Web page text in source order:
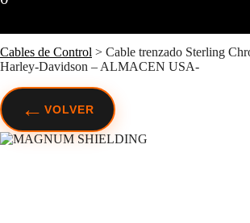
Cables de Control > Cable trenzado Sterling
Harley-Davidson – ALMACEN USA-
← VOLVER